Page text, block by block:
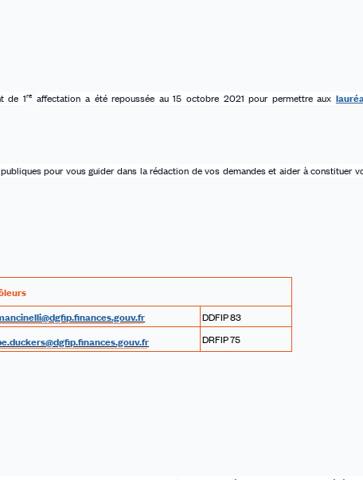
de 1re affectation a été repoussée au 15 octobre 2021 pour permettre aux
pour vous guider dans la rédaction de vos demandes et aider à constituer
DDFIP 83
DRFIP 75